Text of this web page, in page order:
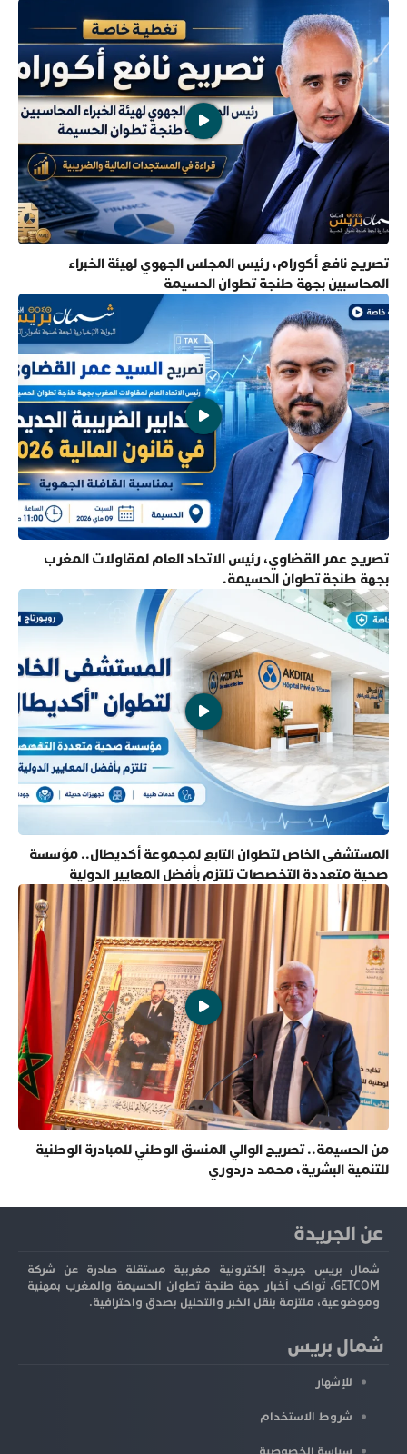
تصريح نافع أكورام، رئيس المجلس الجهوي لهيئة الخبراء
المحاسبين بجهة طنجة تطوان الحسيمة
تصريح عمر القضاوي، رئيس الاتحاد العام لمقاولات المغرب
بجهة طنجة تطوان الحسيمة.
المستشفى الخاص لتطوان التابع لمجموعة أكديطال.. مؤسسة
صحية متعددة التخصصات تلتزم بأفضل المعايير الدولية
من الحسيمة.. تصريح الوالي المنسق الوطني للمبادرة الوطنية
للتنمية البشرية، محمد دردوري
عن الجريدة
شمال بريس جريدة إلكترونية مغربية مستقلة صادرة عن شركة
GETCOM، تُواكب أخبار جهة طنجة تطوان الحسيمة والمغرب بمهنية
وموضوعية، ملتزمة بنقل الخبر والتحليل بصدق واحترافية.
شمال بريس
للإشهار
شروط الاستخدام